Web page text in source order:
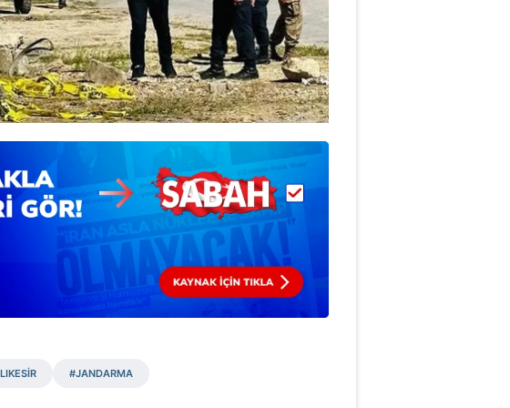
#JANDARMA